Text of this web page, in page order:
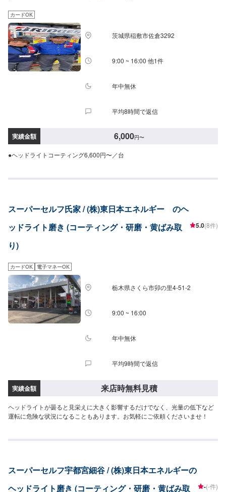
ださい。駐車スペースは事務所前の空いているスペースに駐車してくださ
い。受付はスタッフへ「メンテモで予約しました」とお伝えください。ご案
内いたします。【定休日・営業時間】定休日：日曜、祝日営業時間：
8:00~18:00
カードOK
茨城県稲敷市佐倉3292
9:00 ~ 16:00 他1件
年中無休
平均8時間で返信
実績金額 6,000円〜
●ヘッドライトコーティング6,600円〜／台
スーパーセルフ氏家 / (株)東日本エネルギー のヘ
ッドライト磨き (コーティング・研磨・黄ばみ取
り)
5.0(8件)
カードOK 電子マネーOK
栃木県さくら市卯の里4-51-2
9:00 ~ 16:00
年中無休
平均9時間で返信
実績金額 来店時無料見積
ヘッドライトが曇ると見栄えに大きく影響するだけでなく、光量の低下など
運転に危険な状況になることもあります。お気軽にご依頼くださいませ！
スーパーセルフ宇都宮細谷 / (株)東日本エネルギーの
ヘッドライト磨き (コーティング・研磨・黄ばみ取
-(-件)